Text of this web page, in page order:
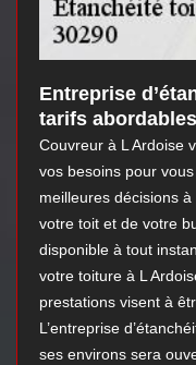
Entreprise
tarifs abordables
Couvreur à L Ardoise
vos besoins pour
meilleures décisions
votre toit et de votre
disponible à tout
votre toiture à L
prestations visent à
L’entreprise
ses environs sera